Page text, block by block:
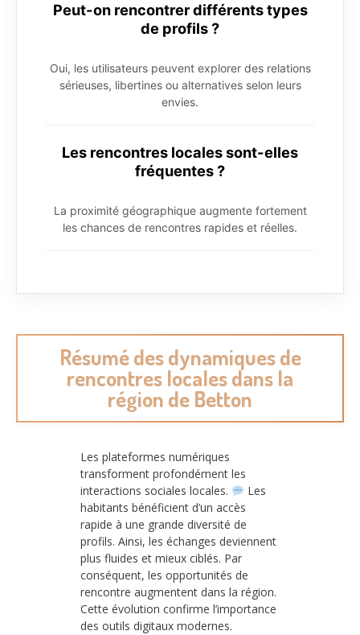
Peut-on rencontrer différents types
de profils ?
Oui, les utilisateurs peuvent explorer des relations
sérieuses, libertines ou alternatives selon leurs
envies.
Les rencontres locales sont-elles
fréquentes ?
La proximité géographique augmente fortement
les chances de rencontres rapides et réelles.
Résumé des dynamiques de
rencontres locales dans la
région de Betton
Les plateformes numériques
transforment profondément les
interactions sociales locales.
Les
habitants bénéficient d’un accès
rapide à une grande diversité de
profils. Ainsi, les échanges deviennent
plus fluides et mieux ciblés. Par
conséquent, les opportunités de
rencontre augmentent dans la région.
Cette évolution confirme l’importance
des outils digitaux modernes.